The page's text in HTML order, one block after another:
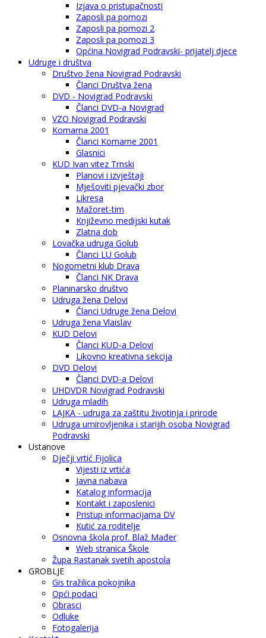
Izjava o pristupačnosti
Zaposli pa pomozi
Zaposli pa pomozi 2
Zaposli pa pomozi 3
Općina Novigrad Podravski- prijatelj djece
Udruge i društva
Društvo žena Novigrad Podravski
Članci Društva žena
DVD - Novigrad Podravski
Članci DVD-a Novigrad
VZO Novigrad Podravski
Komarna 2001
Članci Komarne 2001
Glasnici
KUD Ivan vitez Trnski
Planovi i izvještaji
Mješoviti pjevački zbor
Likresa
Mažoret-tim
Književno medijski kutak
Zlatna dob
Lovačka udruga Golub
Članci LU Golub
Nogometni klub Drava
Članci NK Drava
Planinarsko društvo
Udruga žena Delovi
Članci Udruge žena Delovi
Udruga žena Vlaislav
KUD Delovi
Članci KUD-a Delovi
Likovno kreativna sekcija
DVD Delovi
Članci DVD-a Delovi
UHDVDR Novigrad Podravski
Udruga mladih
LAJKA - udruga za zaštitu životinja i prirode
Udruga umirovljenika i starijih osoba Novigrad
Podravski
Ustanove
Dječji vrtić Fijolica
Vijesti iz vrtića
Javna nabava
Katalog informacija
Kontakt i zaposlenici
Pristup informacijama DV
Kutić za roditelje
Osnovna škola prof. Blaž Mađer
Web stranica Škole
Župa Rastanak svetih apostola
GROBLJE
Gis tražilica pokojnika
Opći podaci
Obrasci
Odluke
Fotogalerija